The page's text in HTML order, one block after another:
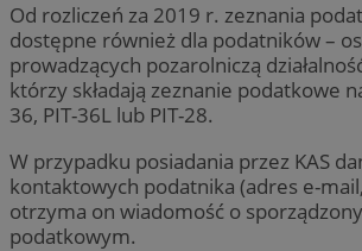
Od rozliczeń za 2019 r. zeznania
dostępne również dla podatników –
prowadzących pozarolniczą
którzy składają zeznanie podatkowe
36, PIT-36L lub PIT-28.
W przypadku posiadania przez KAS
kontaktowych podatnika (adres e-
otrzyma on wiadomość o
podatkowym.